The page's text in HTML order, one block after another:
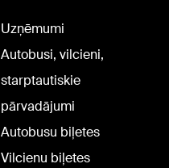
Uzņēmumi
Autobusi, vilcieni,
starptautiskie
pārvadājumi
Autobusu biļetes
Vilcienu biļetes